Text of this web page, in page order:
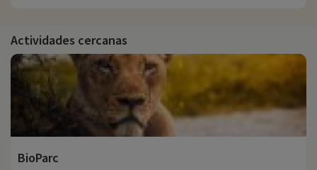
Actividades cercanas
BioParc